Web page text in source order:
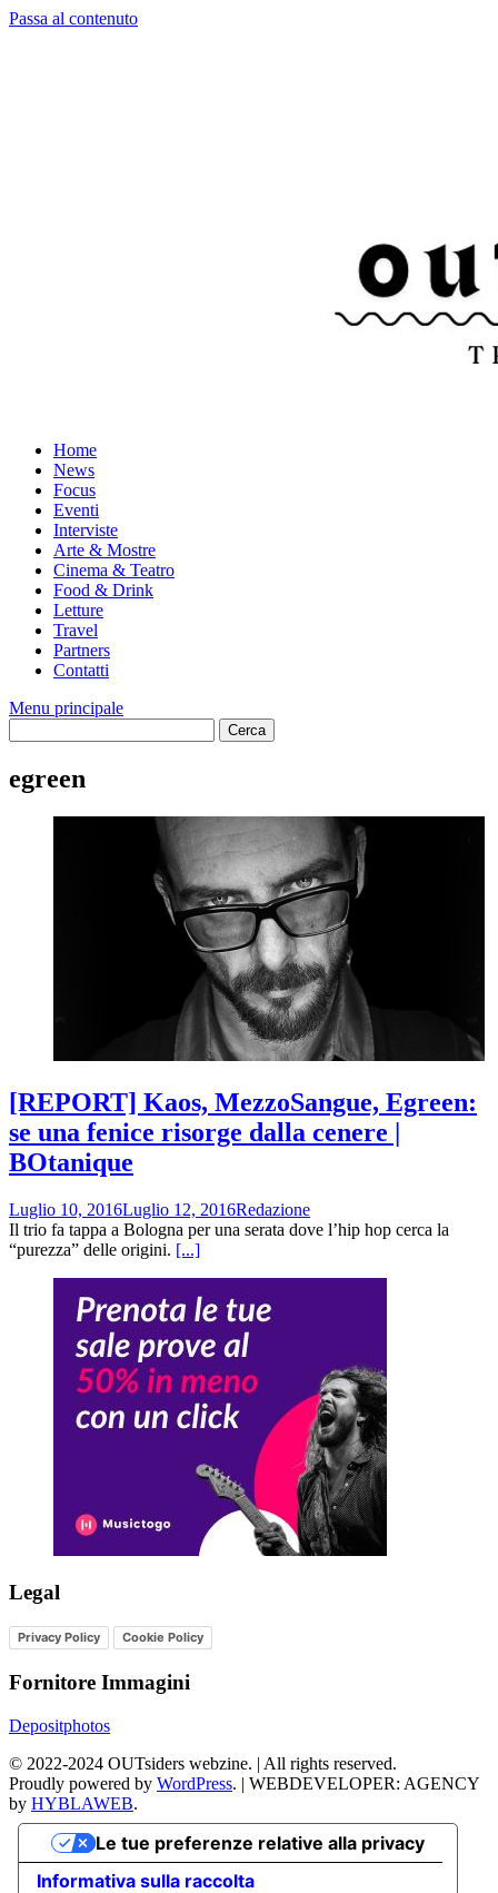
Passa al contenuto
Home
News
Focus
Eventi
Interviste
Arte & Mostre
Cinema & Teatro
Food & Drink
Letture
Travel
Partners
Contatti
Menu principale
egreen
[REPORT] Kaos, MezzoSangue, Egreen:
se una fenice risorge dalla cenere |
BOtanique
Luglio 10, 2016Luglio 12, 2016Redazione
Il trio fa tappa a Bologna per una serata dove l’hip ­hop cerca la
“purezza” delle origini. [...]
Legal
Privacy Policy Cookie Policy
Fornitore Immagini
Depositphotos
© 2022-2024 OUTsiders webzine. | All rights reserved.
Proudly powered by WordPress. | WEBDEVELOPER: AGENCY
by HYBLAWEB.
Informativa sulla raccolta
Le tue preferenze relative alla privacy